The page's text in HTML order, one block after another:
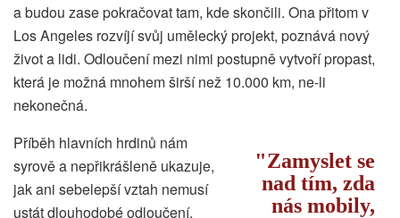
a budou zase pokračovat tam, kde skončili. Ona přitom v
Los Angeles rozvíjí svůj umělecký projekt, poznává nový
život a lidi. Odloučení mezi nimi postupně vytvoří propast,
která je možná mnohem širší než 10.000 km, ne-li
nekonečná.
Zamyslet se
nad tím, zda
nás mobily,
Příběh hlavních hrdinů nám
syrově a nepřikrášleně ukazuje,
jak ani sebelepší vztah nemusí
ustát dlouhodobé odloučení,